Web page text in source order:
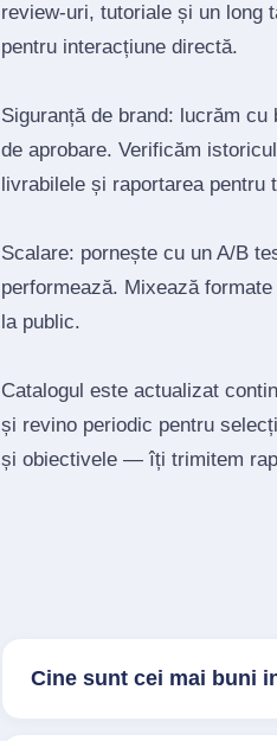
review‑uri, tutoriale și un
pentru interacțiune directă.
Siguranță de brand: lucrăm
de aprobare. Verificăm
livrabilele și raportarea pentru
Scalare: pornește cu un A/B
performează. Mixează
la public.
Catalogul este actualizat
și revino periodic pentru
și obiectivele — îți trimitem
Cine sunt cei mai buni